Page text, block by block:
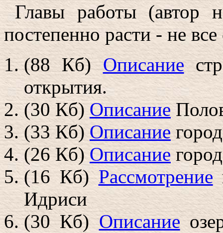
Главы работы (автор
постепенно расти - не все
(88 Кб)Описание
открытия.
(30 Кб)Описание
(33 Кб)Описание
(26 Кб)Описание
(16 Кб)Рассмотрение
Идриси
(30 Кб)Описание